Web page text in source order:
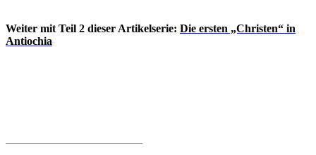
Weiter mit Teil 2 dieser Artikelserie: Die ersten „Christen“ in
Antiochia